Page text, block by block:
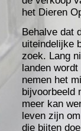
het Dieren
Behalve dat
uiteindelijke
zoek. Lang
landen
nemen het
bijvoorbeeld
meer kan
leven zijn
die bijten